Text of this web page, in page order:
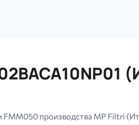
производства MP Filtri